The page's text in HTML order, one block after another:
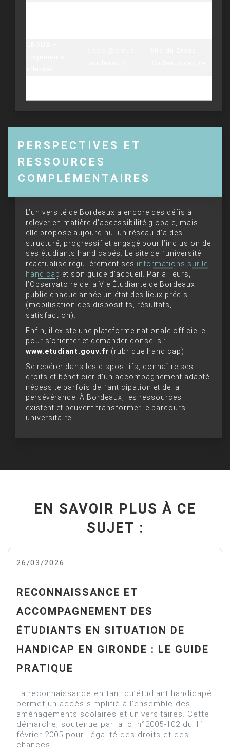
PERSPECTIVES ET
RESSOURCES
COMPLÉMENTAIRES
L’université de Bordeaux a encore des défis à
relever en matière d’accessibilité globale, mais
elle propose aujourd’hui un réseau d’aides
structuré, progressif et engagé pour l’inclusion de
ses étudiants handicapés. Le site de l’université
réactualise régulièrement ses informations sur le
handicap et son guide d’accueil. Par ailleurs,
l’Observatoire de la Vie Étudiante de Bordeaux
publie chaque année un état des lieux précis
(mobilisation des dispositifs, résultats,
satisfaction).
Enfin, il existe une plateforme nationale officielle
pour s’orienter et demander conseils :
www.etudiant.gouv.fr (rubrique handicap).
Se repérer dans les dispositifs, connaître ses
droits et bénéficier d’un accompagnement adapté
nécessite parfois de l’anticipation et de la
persévérance. À Bordeaux, les ressources
existent et peuvent transformer le parcours
universitaire.
EN SAVOIR PLUS À CE
SUJET :
26/03/2026
RECONNAISSANCE ET
ACCOMPAGNEMENT DES
ÉTUDIANTS EN SITUATION DE
HANDICAP EN GIRONDE : LE GUIDE
PRATIQUE
La reconnaissance en tant qu’étudiant handicapé
permet un accès simplifié à l’ensemble des
aménagements scolaires et universitaires. Cette
démarche, soutenue par la loi n°2005-102 du 11
février 2005 pour l’égalité des droits et des
chances...